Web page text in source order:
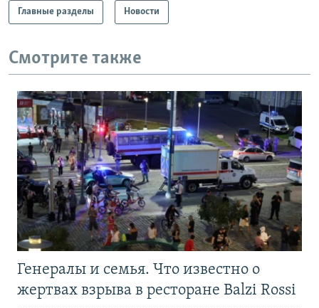
Главные разделы Новости
Смотрите также
Генералы и семья. Что известно о
жертвах взрыва в ресторане Balzi Rossi